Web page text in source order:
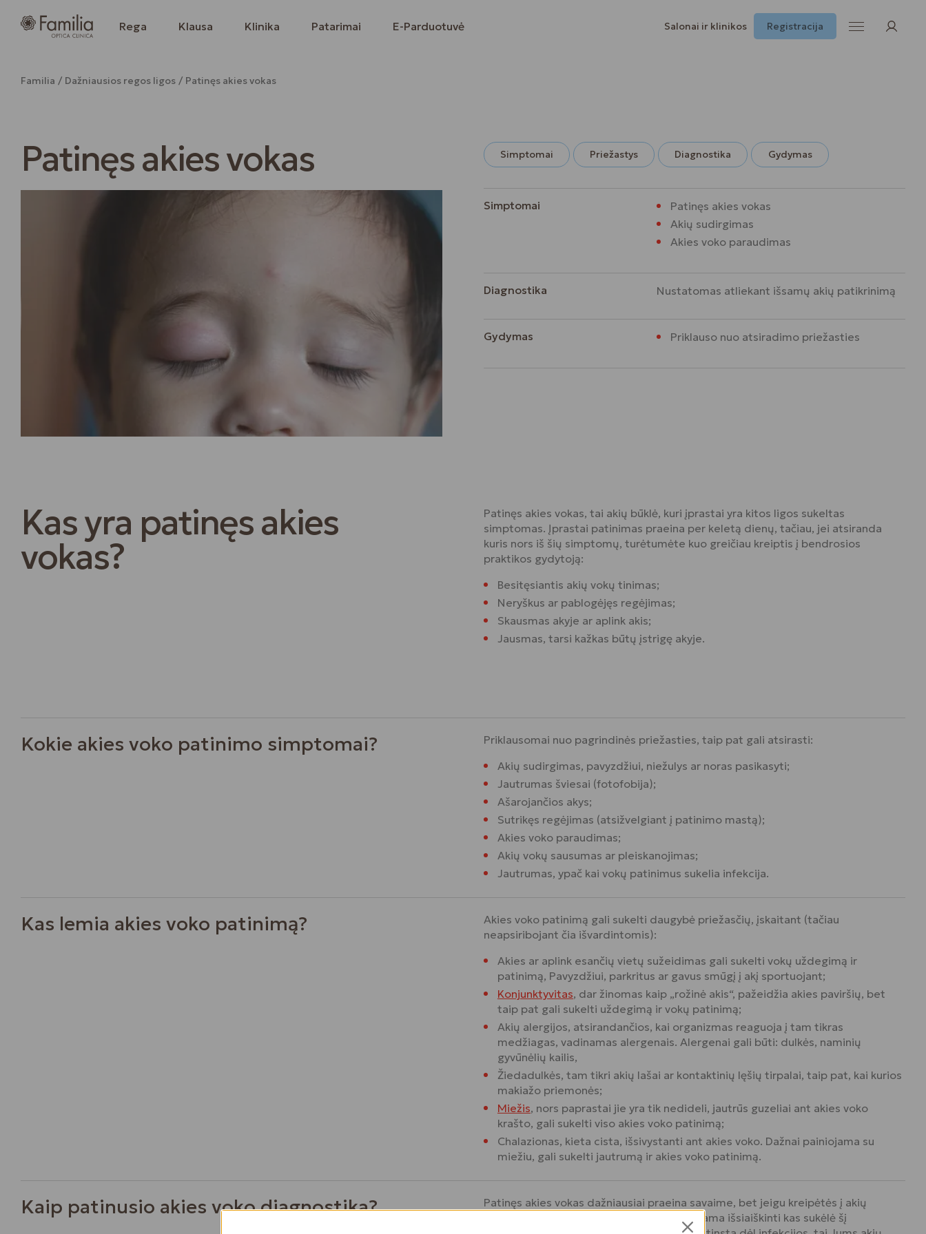
Rega Klausa Klinika Patarimai E-Parduotuvė Salonai ir klinikos Registracija
Familia Dažniausios regos ligos Patinęs akies vokas
Patinęs akies vokas Simptomai Priežastys Diagnostika Gydymas
Simptomai
Patinęs akies vokas
Akių sudirgimas
Akies voko paraudimas
Diagnostika Nustatomas atliekant išsamų akių patikrinimą
Gydymas Priklauso nuo atsiradimo priežasties
Kas yra patinęs akies
vokas?
Patinęs akies vokas, tai akių būklė, kuri įprastai yra kitos ligos sukeltas
simptomas. Įprastai patinimas praeina per keletą dienų, tačiau, jei atsiranda
kuris nors iš šių simptomų, turėtumėte kuo greičiau kreiptis į bendrosios
praktikos gydytoją:
Besitęsiantis akių vokų tinimas;
Neryškus ar pablogėjęs regėjimas;
Skausmas akyje ar aplink akis;
Jausmas, tarsi kažkas būtų įstrigę akyje.
Kokie akies voko patinimo simptomai?
Priklausomai nuo pagrindinės priežasties, taip pat gali atsirasti:
Akių sudirgimas, pavyzdžiui, niežulys ar noras pasikasyti;
Jautrumas šviesai (fotofobija);
Ašarojančios akys;
Sutrikęs regėjimas (atsižvelgiant į patinimo mastą);
Akies voko paraudimas;
Akių vokų sausumas ar pleiskanojimas;
Jautrumas, ypač kai vokų patinimus sukelia infekcija.
Kas lemia akies voko patinimą?
Akies voko patinimą gali sukelti daugybė priežasčių, įskaitant (tačiau
neapsiribojant čia išvardintomis):
Akies ar aplink esančių vietų sužeidimas gali sukelti vokų uždegimą ir
patinimą, Pavyzdžiui, parkritus ar gavus smūgį į akį sportuojant;
Konjunktyvitas, dar žinomas kaip „rožinė akis“, pažeidžia akies paviršių, bet
taip pat gali sukelti uždegimą ir vokų patinimą;
Akių alergijos, atsirandančios, kai organizmas reaguoja į tam tikras
medžiagas, vadinamas alergenais. Alergenai gali būti: dulkės, naminių
gyvūnėlių kailis,
Žiedadulkės, tam tikri akių lašai ar kontaktinių lęšių tirpalai, taip pat, kai kurios
makiažo priemonės;
Miežis, nors paprastai jie yra tik nedideli, jautrūs guzeliai ant akies voko
krašto, gali sukelti viso akies voko patinimą;
Chalazionas, kieta cista, išsivystanti ant akies voko. Dažnai painiojama su
miežiu, gali sukelti jautrumą ir akies voko patinimą.
Kaip patinusio akies voko diagnostika?
Patinęs akies vokas dažniausiai praeina savaime, bet jeigu kreipėtės į akių
priežiūros specialistą, tai vizito metu siekiama išsiaiškinti kas sukėlė šį